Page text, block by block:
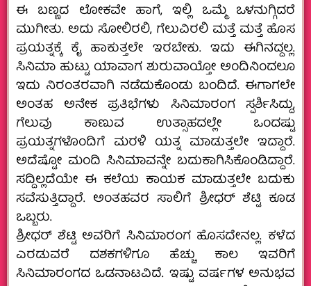
ಈ ಬಣ್ಣದ ಲೋಕವೇ ಹಾಗೆ, ಇಲ್ಲಿ ಒಮ್ಮೆ ಒಳನುಗ್ಗಿದರೆ
ಮುಗೀತು. ಅದು ಸೋಲಿರಲಿ, ಗೆಲುವಿರಲಿ ಮತ್ತೆ ಮತ್ತೆ ಹೊಸ
ಪ್ರಯತ್ನಕ್ಕೆ ಕೈ ಹಾಕುತ್ತಲೇ ಇರಬೇಕು. ಇದು ಈಗಿನದ್ದಲ್ಲ.
ಸಿನಿಮಾ ಹುಟ್ಟು ಯಾವಾಗ ಶುರುವಾಯ್ತೋ ಅಂದಿನಿಂದಲೂ
ಇದು ನಿರಂತರವಾಗಿ ನಡೆದುಕೊಂಡು ಬಂದಿದೆ. ಈಗಾಗಲೇ
ಅಂತಹ ಅನೇಕ ಪ್ರತಿಭೆಗಳು ಸಿನಿಮಾರಂಗ ಸ್ಪರ್ಶಿಸಿದ್ದು,
ಗೆಲುವು ಕಾಣುವ ಉತ್ಸಾಹದಲ್ಲೇ ಒಂದಷ್ಟು
ಪ್ರಯತ್ನಗಳೊಂದಿಗೆ ಮರಳಿ ಯತ್ನ ಮಾಡುತ್ತಲೇ ಇದ್ದಾರೆ.
ಅದೆಷ್ಟೋ ಮಂದಿ ಸಿನಿಮಾವನ್ನೇ ಬದುಕಾಗಿಸಿಕೊಂಡಿದ್ದಾರೆ.
ಸದ್ದಿಲ್ಲದೆಯೇ ಈ ಕಲೆಯ ಕಾಯಕ ಮಾಡುತ್ತಲೇ ಬದುಕು
ಸವೆಸುತ್ತಿದ್ದಾರೆ. ಅಂತಹವರ ಸಾಲಿಗೆ ಶ್ರೀಧರ್‌ ಶೆಟ್ಟಿ ಕೂಡ
ಒಬ್ಬರು.
ಶ್ರೀಧರ್‌ ಶೆಟ್ಟಿ ಅವರಿಗೆ ಸಿನಿಮಾರಂಗ ಹೊಸದೇನಲ್ಲ. ಕಳೆದ
ಎರಡುವರೆ ದಶಕಗಳಿಗೂ ಹೆಚ್ಚು ಕಾಲ ಇವರಿಗೆ
ಸಿನಿಮಾರಂಗದ ಒಡನಾಟವಿದೆ. ಇಷ್ಟು ವರ್ಷಗಳ ಅನುಭವ